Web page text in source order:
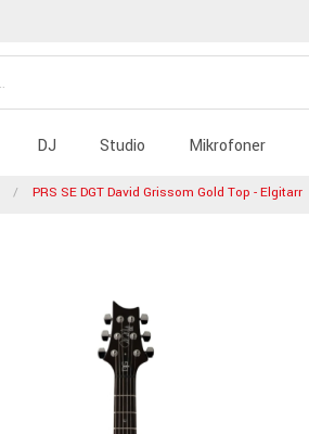
DJ Studio Mikrofoner
PRS SE DGT David Grissom Gold Top - Elgitarr